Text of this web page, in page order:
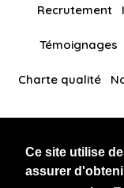
Ce site utilise
assurer
Recrutement
Témoignages
Charte qualité